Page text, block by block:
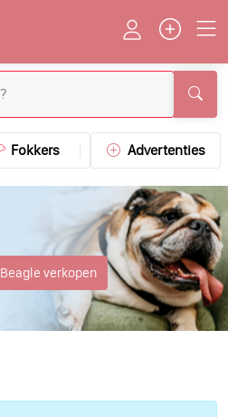
Fokkers Advertenties
Beagle verkopen